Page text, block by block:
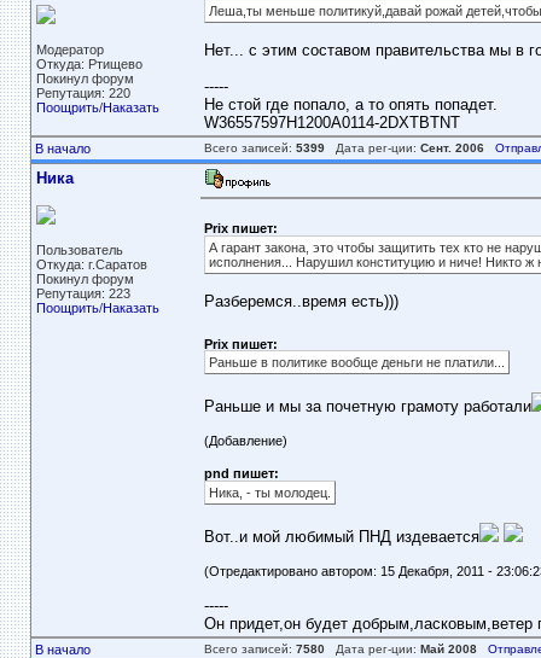
Модератор
Откуда: Ртищево
Покинул форум
Репутация: 220
Поощрить/Наказать
Леша,ты меньше политикуй,давай рожай
Нет... с этим составом правительства мы в
-----
Не стой где попало, а то опять попадет.
W36557597H1200A0114-2DXTBTNT
В начало Всего записей: 5399Дата рег-ции: Сент. 2006
Ника
Пользователь
Откуда: г.Саратов
Покинул форум
Репутация: 223
Поощрить/Наказать
Prix пишет:
А гарант закона, это чтобы защитить тех кто не
исполнения... Нарушил конституцию и ниче! Никто ж
Разберемся..время есть)))
Prix пишет:
Раньше в политике вообще деньги не платили...
Раньше и мы за почетную грамоту работали
(Добавление)
pnd пишет:
Ника, - ты молодец.
Вот..и мой любимый ПНД издевается
(Отредактировано автором: 15 Декабря, 2011 -
-----
Он придет,он будет добрым,ласковым,ветер
В начало Всего записей: 7580Дата рег-ции: Май 2008